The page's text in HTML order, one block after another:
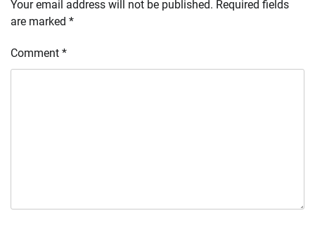
Your email address will not be published. Required fields
are marked *
Comment *